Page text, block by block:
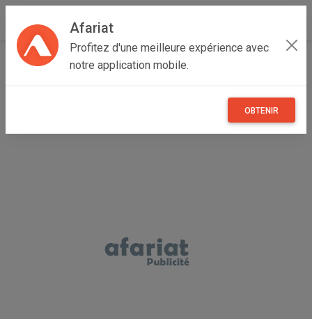
Afariat
Profitez d'une meilleure expérience avec
notre application mobile.
OBTENIR
Accueil Recherche
Professionnel